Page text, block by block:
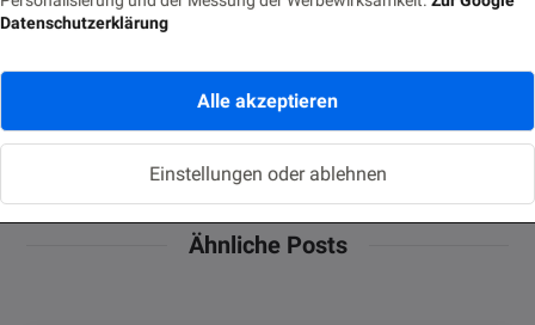
Datenschutzerklärung
Alle akzeptieren
Einstellungen oder ablehnen
Marco Buss
Ähnliche Posts